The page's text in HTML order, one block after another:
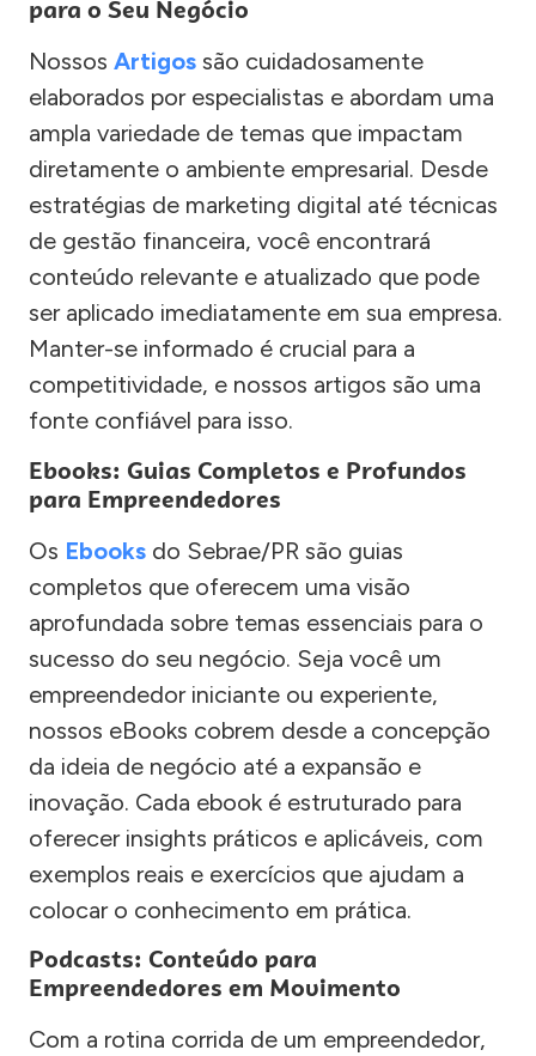
para o Seu Negócio
Nossos Artigos são cuidadosamente
elaborados por especialistas e abordam uma
ampla variedade de temas que impactam
diretamente o ambiente empresarial. Desde
estratégias de marketing digital até técnicas
de gestão financeira, você encontrará
conteúdo relevante e atualizado que pode
ser aplicado imediatamente em sua empresa.
Manter-se informado é crucial para a
competitividade, e nossos artigos são uma
fonte confiável para isso.
Ebooks: Guias Completos e Profundos
para Empreendedores
Os Ebooks do Sebrae/PR são guias
completos que oferecem uma visão
aprofundada sobre temas essenciais para o
sucesso do seu negócio. Seja você um
empreendedor iniciante ou experiente,
nossos eBooks cobrem desde a concepção
da ideia de negócio até a expansão e
inovação. Cada ebook é estruturado para
oferecer insights práticos e aplicáveis, com
exemplos reais e exercícios que ajudam a
colocar o conhecimento em prática.
Podcasts: Conteúdo para
Empreendedores em Movimento
Com a rotina corrida de um empreendedor,